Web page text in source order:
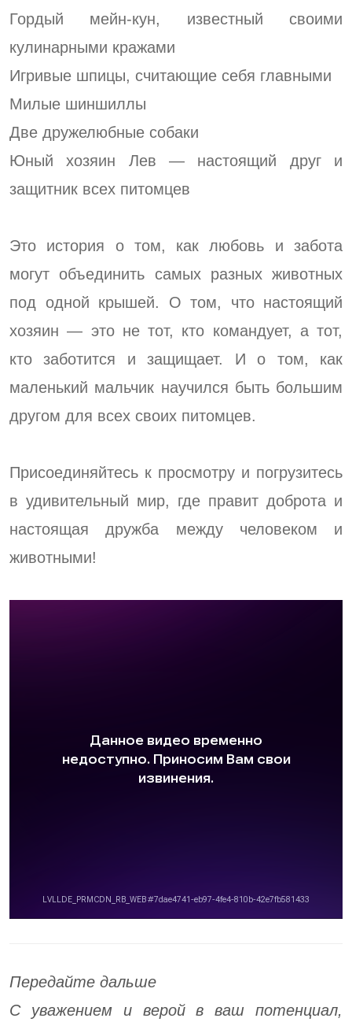
Гордый мейн-кун, известный своими
кулинарными кражами
Игривые шпицы, считающие себя главными
Милые шиншиллы
Две дружелюбные собаки
Юный хозяин Лев — настоящий друг и
защитник всех питомцев
Это история о том, как любовь и забота
могут объединить самых разных животных
под одной крышей. О том, что настоящий
хозяин — это не тот, кто командует, а тот,
кто заботится и защищает. И о том, как
маленький мальчик научился быть большим
другом для всех своих питомцев.
Присоединяйтесь к просмотру и погрузитесь
в удивительный мир, где правит доброта и
настоящая дружба между человеком и
животными!
Передайте дальше
С уважением и верой в ваш потенциал,